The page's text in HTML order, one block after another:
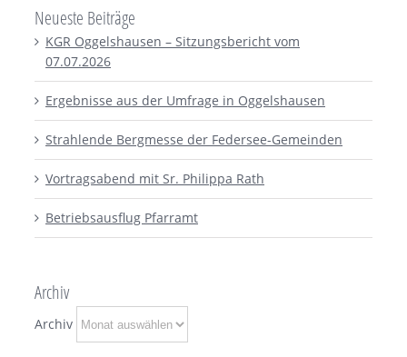
Neueste Beiträge
KGR Oggelshausen – Sitzungsbericht vom
07.07.2026
Ergebnisse aus der Umfrage in Oggelshausen
Strahlende Bergmesse der Federsee-Gemeinden
Vortragsabend mit Sr. Philippa Rath
Betriebsausflug Pfarramt
Archiv
Archiv